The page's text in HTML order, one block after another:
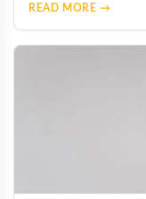
READ MORE →